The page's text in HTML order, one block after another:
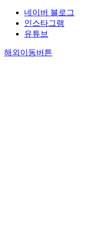
네이버 블로그
인스타그램
유튜브
해외이동버튼